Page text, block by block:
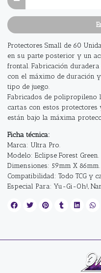
Protectores Small de 60
en su parte posterior y un
frontal. Fabricación
con el máximo de duración
tipo de juego.
Fabricados de polipropileno
cartas con estos
están bajo la máxima
Ficha técnica:
Marca: Ultra Pro.
Modelo: Eclipse Forest Green.
Dimensiones: 59mm X 86mm.
Compatibilidad: Todo TCG y
Especial Para: Yu-Gi-Oh!,